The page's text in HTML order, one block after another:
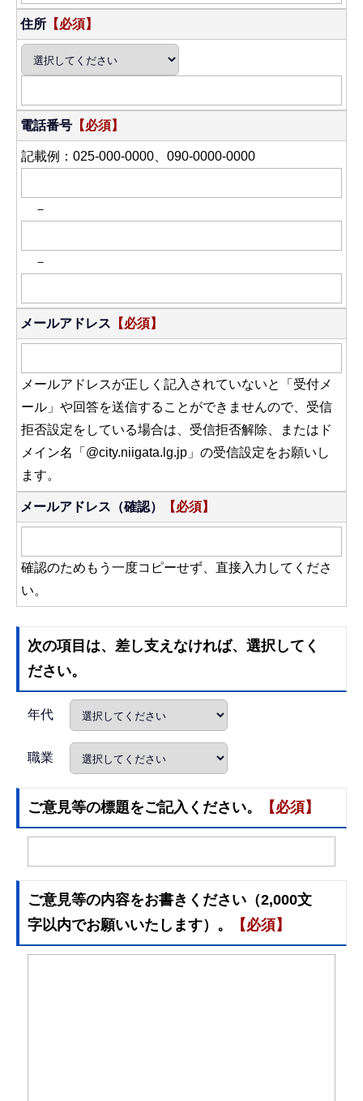
住所 【必須】
電話番号 【必須】
記載例：025-000-0000、090-0000-0000
－
－
メールアドレス 【必須】
メールアドレスが正しく記入されていないと「受付メ
ール」や回答を送信することができませんので、受信
拒否設定をしている場合は、受信拒否解除、またはド
メイン名「@city.niigata.lg.jp」の受信設定をお願いし
ます。
メールアドレス（確認） 【必須】
確認のためもう一度コピーせず、直接入力してくださ
い。
次の項目は、差し支えなければ、選択してく
ださい。
年代
職業
ご意見等の標題をご記入ください。 【必須】
ご意見等の内容をお書きください（2,000文
字以内でお願いいたします）。
【必須】